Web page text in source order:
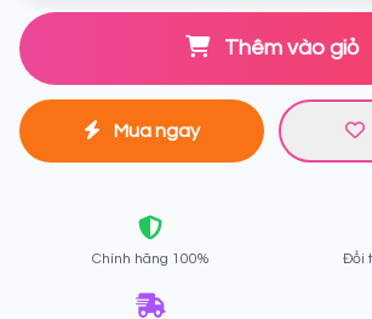
Thêm vào giỏ
Mua ngay
Chính hãng 100% Đổi